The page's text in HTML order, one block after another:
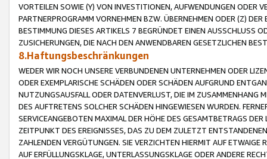
VORTEILEN SOWIE (Y) VON INVESTITIONEN, AUFWENDUNGEN ODER
PARTNERPROGRAMM VORNEHMEN BZW. ÜBERNEHMEN ODER (Z)
BESTIMMUNG DIESES ARTIKELS 7 BEGRÜNDET EINEN AUSSCHLUSS
ZUSICHERUNGEN, DIE NACH DEN ANWENDBAREN GESETZLICHEN
8.Haftungsbeschränkungen
WEDER WIR NOCH UNSERE VERBUNDENEN UNTERNEHMEN ODER
ODER EXEMPLARISCHE SCHÄDEN ODER SCHÄDEN AUFGRUND
NUTZUNGSAUSFALL ODER DATENVERLUST, DIE IM ZUSAMMENHANG
DES AUFTRETENS SOLCHER SCHÄDEN HINGEWIESEN WURDEN.
SERVICEANGEBOTEN MAXIMAL DER HÖHE DES GESAMTBETRAGS
ZEITPUNKT DES EREIGNISSES, DAS ZU DEM ZULETZT
ZAHLENDEN VERGÜTUNGEN. SIE VERZICHTEN HIERMIT AUF
AUF ERFÜLLUNGSKLAGE, UNTERLASSUNGSKLAGE ODER ANDERE